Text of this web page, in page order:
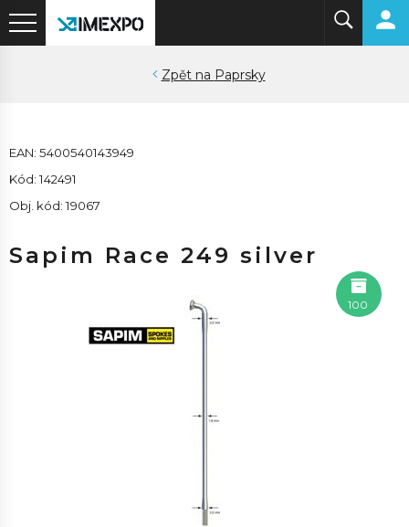
Paprsky
EAN: 5400540143949
Kód: 142491
Obj. kód: 19067
Sapim Race 249 silver
100